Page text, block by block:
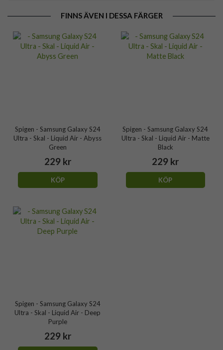
FINNS ÄVEN I DESSA FÄRGER
Spigen - Samsung Galaxy S24
Ultra - Skal - Liquid Air - Abyss
Green
229 kr
KÖP
Spigen - Samsung Galaxy S24
Ultra - Skal - Liquid Air - Matte
Black
229 kr
KÖP
Spigen - Samsung Galaxy S24
Ultra - Skal - Liquid Air - Deep
Purple
229 kr